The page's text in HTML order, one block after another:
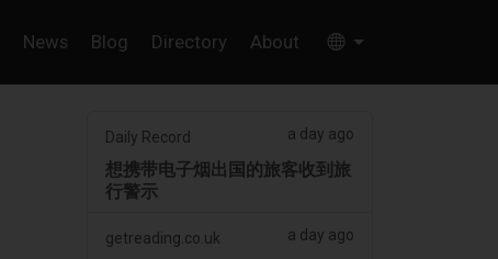
News Blog Directory About
Daily Record a day ago
想携带电子烟出国的旅客收到旅
行警示
getreading.co.uk a day ago